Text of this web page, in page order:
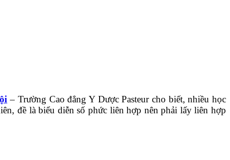
– Trường Cao đẳng Y Dược Pasteur cho biết, nhiều học
đề là biểu diễn số phức liên hợp nên phải lấy liên hợp